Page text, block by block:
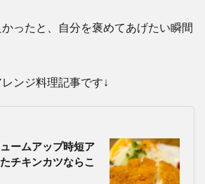
ったと、自分を褒めてあげたい瞬間
ンジ料理記事です↓
ームアップ時短ア
チキンカツならこ